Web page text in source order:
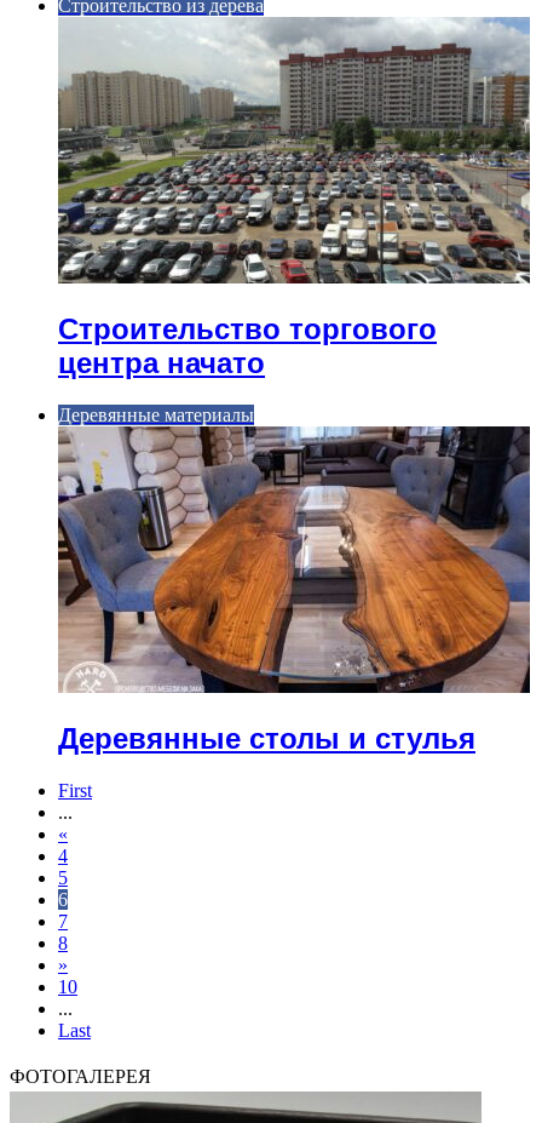
Строительство из дерева
Строительство торгового
центра начато
Деревянные материалы
Деревянные столы и стулья
First
...
«
4
5
6
7
8
»
10
...
Last
ФОТОГАЛЕРЕЯ